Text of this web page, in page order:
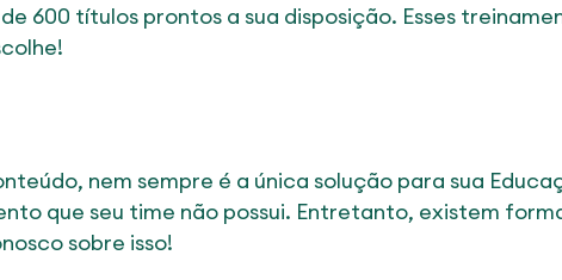
600 títulos prontos a sua disposição. Esses
nem sempre é a única solução para sua
que seu time não possui. Entretanto, existem
sobre isso!